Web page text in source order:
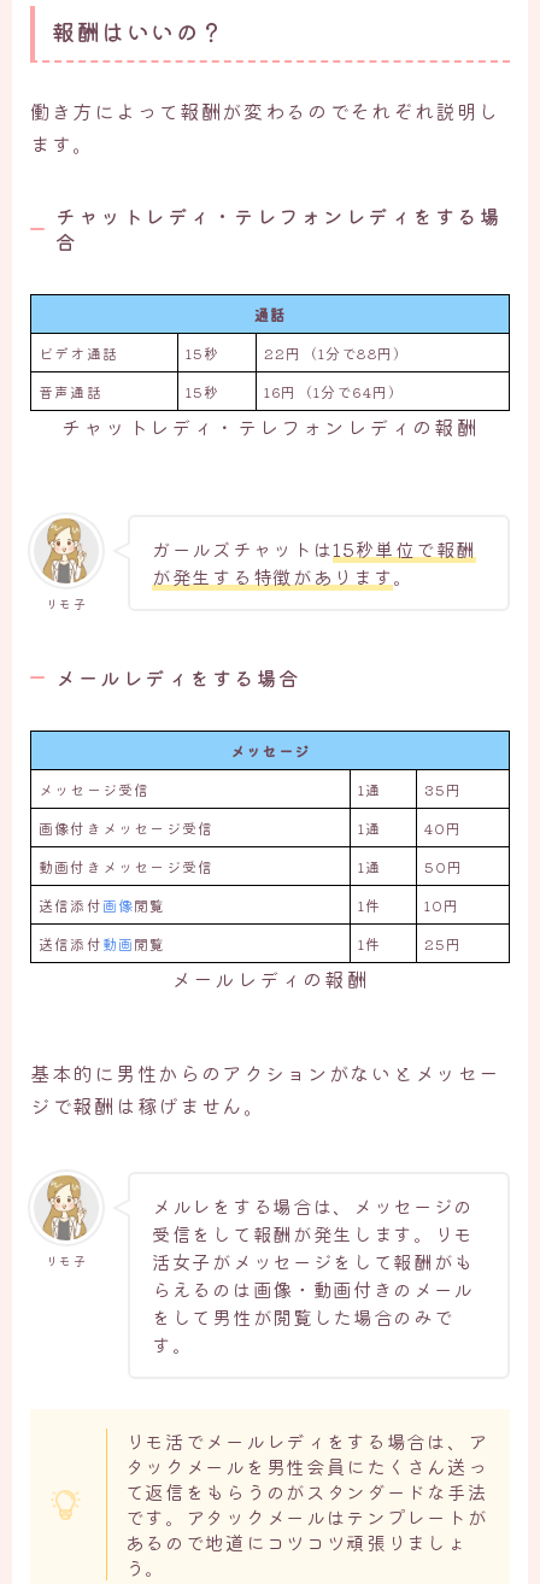
報酬はいいの？
働き方によって報酬が変わるのでそれぞれ説明し
ます。
チャットレディ・テレフォンレディをする場
合
通話
ビデオ通話
15秒
22円（1分で88円）
音声通話
15秒 16円（1分で64円）
チャットレディ・テレフォンレディの報酬
リモ子
ガールズチャットは15秒単位で報酬
が発生する特徴があります。
メールレディをする場合
メッセージ
メッセージ受信
1通
35円
画像付きメッセージ受信
1通
40円
動画付きメッセージ受信
1通
50円
送信添付画像閲覧 1件
10円
送信添付動画閲覧 1件 25円
メールレディの報酬
基本的に男性からのアクションがないとメッセー
ジで報酬は稼げません。
リモ子
メルレをする場合は、メッセージの
受信をして報酬が発生します。リモ
活女子がメッセージをして報酬がも
らえるのは画像・動画付きのメール
をして男性が閲覧した場合のみで
す。
リモ活でメールレディをする場合は、ア
タックメールを男性会員にたくさん送っ
て返信をもらうのがスタンダードな手法
です。アタックメールはテンプレートが
あるので地道にコツコツ頑張りましょ
う。